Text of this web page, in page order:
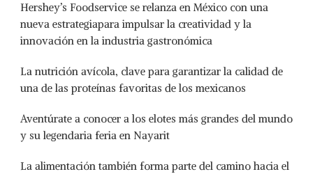
Hershey’s Foodservice se relanza en México con una
nueva estrategiapara impulsar la creatividad y la
innovación en la industria gastronómica
La nutrición avícola, clave para garantizar la calidad de
una de las proteínas favoritas de los mexicanos
Aventúrate a conocer a los elotes más grandes del mundo
y su legendaria feria en Nayarit
La alimentación también forma parte del camino hacia el